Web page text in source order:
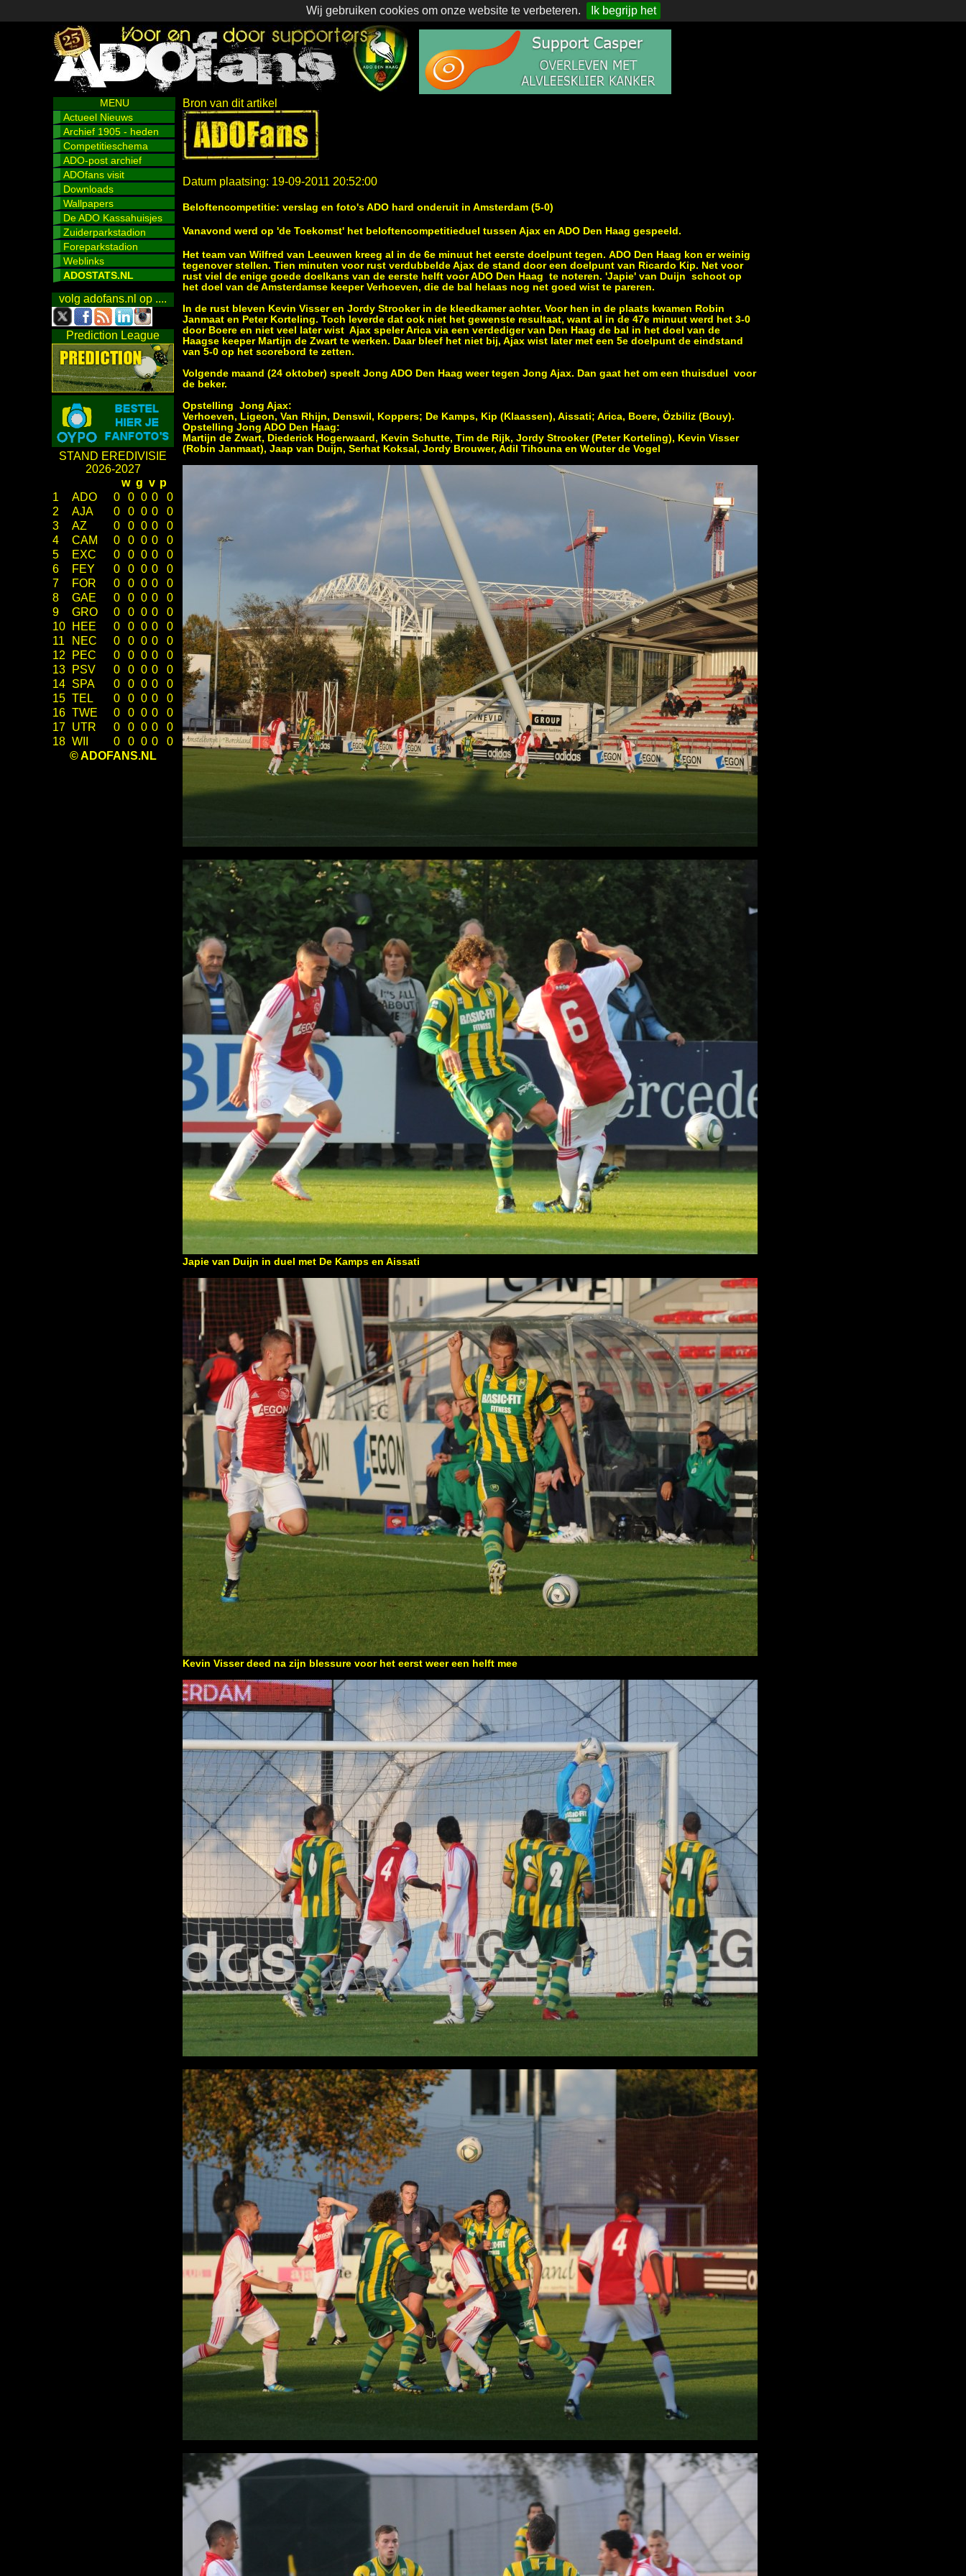
Wij gebruiken cookies om onze website te verbeteren. Ik begrijp het
MENU
Actueel Nieuws
Archief 1905 - heden
Competitieschema
ADO-post archief
ADOfans visit
Downloads
Wallpapers
De ADO Kassahuisjes
Zuiderparkstadion
Foreparkstadion
Weblinks
ADOSTATS.NL
volg adofans.nl op ....
Prediction League
STAND EREDIVISIE
2026-2027
w g v p
1
ADO 0 0 0 0
0
2
AJA 0 0 0 0
0
3
AZ 0 0 0 0
0
4
CAM 0 0 0 0
0
5
EXC 0 0 0 0
0
6
FEY 0 0 0 0
0
7
FOR 0 0 0 0
0
8
GAE 0 0 0 0
0
9
GRO 0 0 0 0
0
10
HEE 0 0 0 0
0
11
NEC 0 0 0 0
0
12
PEC 0 0 0 0
0
13
PSV 0 0 0 0
0
14 SPA 0 0 0 0
0
15 TEL 0 0 0 0
0
16 TWE 0 0 0 0
0
17 UTR 0 0 0 0
0
18 WII 0 0 0 0
0
© ADOFANS.NL
Bron van dit artikel
Datum plaatsing: 19-09-2011 20:52:00
Beloftencompetitie: verslag en foto's ADO hard onderuit in Amsterdam (5-0)
Vanavond werd op 'de Toekomst' het beloftencompetitieduel tussen Ajax en ADO Den Haag gespeeld.
Het team van Wilfred van Leeuwen kreeg al in de 6e minuut het eerste doelpunt tegen. ADO Den Haag kon er weinig
tegenover stellen. Tien minuten voor rust verdubbelde Ajax de stand door een doelpunt van Ricardo Kip. Net voor
rust viel de enige goede doelkans van de eerste helft voor ADO Den Haag te noteren. 'Japie' van Duijn schoot op
het doel van de Amsterdamse keeper Verhoeven, die de bal helaas nog net goed wist te pareren.
In de rust bleven Kevin Visser en Jordy Strooker in de kleedkamer achter. Voor hen in de plaats kwamen Robin
Janmaat en Peter Korteling. Toch leverde dat ook niet het gewenste resultaat, want al in de 47e minuut werd het 3-0
door Boere en niet veel later wist Ajax speler Arica via een verdediger van Den Haag de bal in het doel van de
Haagse keeper Martijn de Zwart te werken. Daar bleef het niet bij, Ajax wist later met een 5e doelpunt de eindstand
van 5-0 op het scorebord te zetten.
Volgende maand (24 oktober) speelt Jong ADO Den Haag weer tegen Jong Ajax. Dan gaat het om een thuisduel voor
de beker.
Opstelling Jong Ajax:
Verhoeven, Ligeon, Van Rhijn, Denswil, Koppers; De Kamps, Kip (Klaassen), Aissati; Arica, Boere, Özbiliz (Bouy).
Opstelling Jong ADO Den Haag:
Martijn de Zwart, Diederick Hogerwaard, Kevin Schutte, Tim de Rijk, Jordy Strooker (Peter Korteling), Kevin Visser
(Robin Janmaat), Jaap van Duijn, Serhat Koksal, Jordy Brouwer, Adil Tihouna en Wouter de Vogel
Japie van Duijn in duel met De Kamps en Aissati
Kevin Visser deed na zijn blessure voor het eerst weer een helft mee